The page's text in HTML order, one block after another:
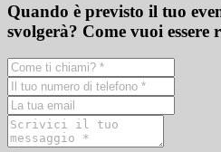
Quando è previsto il tuo
svolgerà? Come vuoi essere